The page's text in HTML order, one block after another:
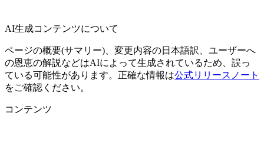
AI生成コンテンツについて
ページの概要(サマリー)、変更内容の日本語訳、ユーザーへ
の恩恵の解説などはAIによって生成されているため、誤っ
ている可能性があります。正確な情報は公式リリースノート
をご確認ください。
コンテンツ